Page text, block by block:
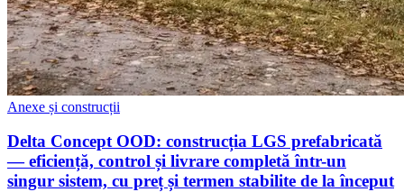
Anexe și construcții
Delta Concept OOD: construcția LGS prefabricată
— eficiență, control și livrare completă într-un
singur sistem, cu preț și termen stabilite de la început